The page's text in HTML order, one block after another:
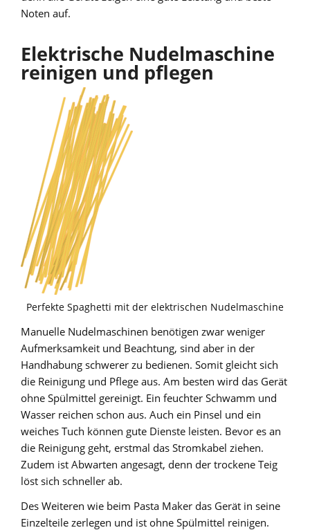
Noten auf.
Elektrische Nudelmaschine
reinigen und pflegen
Perfekte Spaghetti mit der elektrischen Nudelmaschine
Manuelle Nudelmaschinen benötigen zwar weniger
Aufmerksamkeit und Beachtung, sind aber in der
Handhabung schwerer zu bedienen. Somit gleicht sich
die Reinigung und Pflege aus. Am besten wird das Gerät
ohne Spülmittel gereinigt. Ein feuchter Schwamm und
Wasser reichen schon aus. Auch ein Pinsel und ein
weiches Tuch können gute Dienste leisten. Bevor es an
die Reinigung geht, erstmal das Stromkabel ziehen.
Zudem ist Abwarten angesagt, denn der trockene Teig
löst sich schneller ab.
Des Weiteren wie beim Pasta Maker das Gerät in seine
Einzelteile zerlegen und ist ohne Spülmittel reinigen.